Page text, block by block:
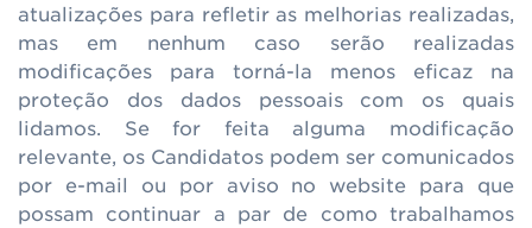
atualizações para refletir as melhorias realizadas,
mas em nenhum caso serão realizadas
modificações para torná-la menos eficaz na
proteção dos dados pessoais com os quais
lidamos. Se for feita alguma modificação
relevante, os Candidatos podem ser comunicados
por e-mail ou por aviso no website para que
possam continuar a par de como trabalhamos